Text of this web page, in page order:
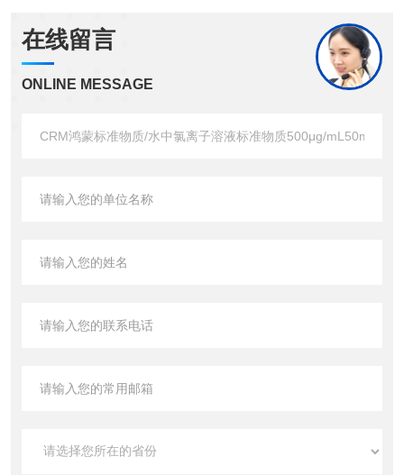
在线留言
ONLINE MESSAGE